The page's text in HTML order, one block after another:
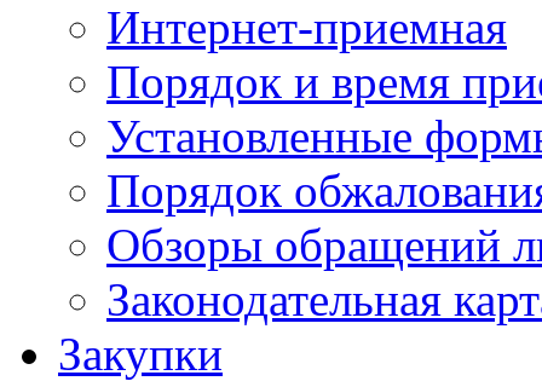
Интернет-приемная
Порядок и время
Установленные
Порядок
Обзоры обращений
Законодательная
Закупки